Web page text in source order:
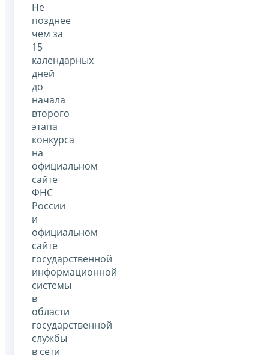
Не
позднее
чем за
15
календарных
дней
до
начала
второго
этапа
конкурса
на
официальном
сайте
ФНС
России
и
официальном
сайте
государственной
информационной
системы
в
области
государственной
службы
в сети